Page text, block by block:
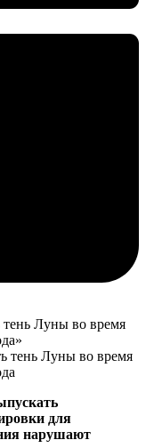
тень Луны во время
для
нарушают